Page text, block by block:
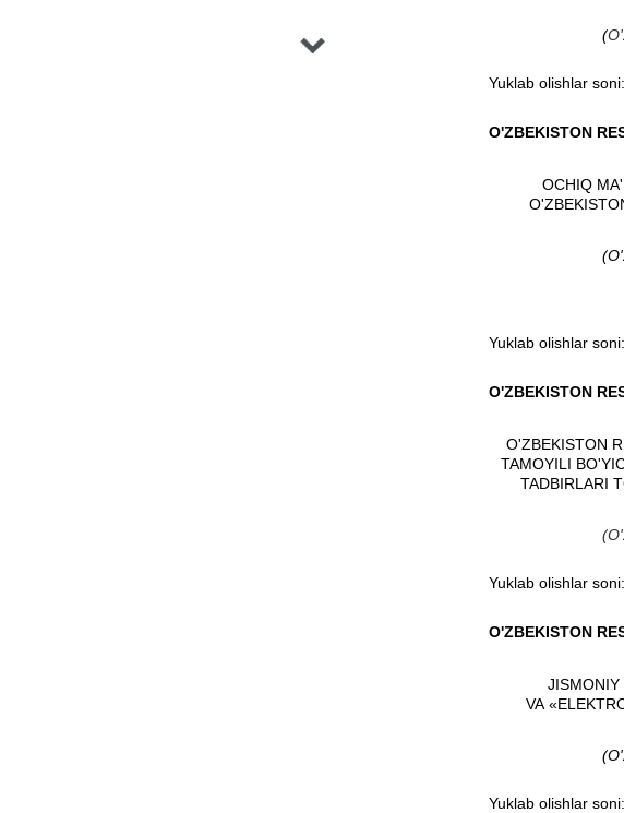
›
(
Yuklab olishlar soni:
O'ZBEKISTON
OCHIQ
(
Yuklab olishlar soni:
O'ZBEKISTON
O'ZBEKISTON
TAMOYILI
TADBIRLARI
(
Yuklab olishlar soni:
O'ZBEKISTON
JISMONIY
VA
(
Yuklab olishlar soni: